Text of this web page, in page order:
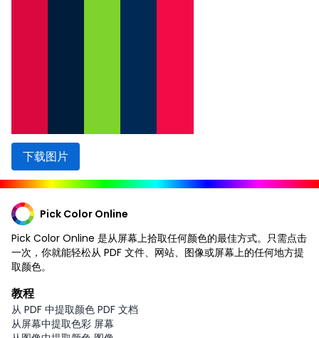
下载图片
Pick Color Online
Pick Color Online 是从屏幕上拾取任何颜色的最佳方式。只需点击
一次，你就能轻松从 PDF 文件、网站、图像或屏幕上的任何地方提
取颜色。
教程
从 PDF 中提取颜色 PDF 文档
从屏幕中提取色彩 屏幕